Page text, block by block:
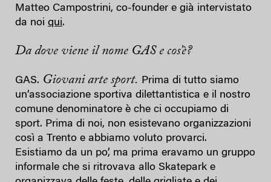
Matteo Campostrini, co-founder e già intervistato
da noi qui.
Da dove viene il nome GAS e cos’è?
GAS. Giovani arte sport. Prima di tutto siamo
un’associazione sportiva dilettantistica e il nostro
comune denominatore è che ci occupiamo di
sport. Prima di noi, non esistevano organizzazioni
così a Trento e abbiamo voluto provarci.
Esistiamo da un po’, ma prima eravamo un gruppo
informale che si ritrovava allo Skatepark e